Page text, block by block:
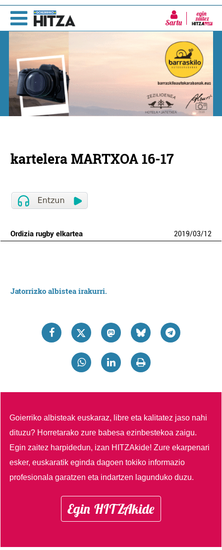
Sartu
kartelera MARTXOA 16-17
Ordizia rugby elkartea 2019/03/12
Jatorrizko albistea irakurri.
Goierriko albisteak euskaraz, libre eta kalitatez jaso nahi
dituzu? Horretarako zure babesa ezinbestekoa zaigu.
Egin zaitez harpidedun, izan HITZAkide!Zure ekarpenari
esker, euskaratik eginda dagoen tokiko informazio
profesionala garatzen eta indartzen lagunduko duzu.
Egin HITZAkide